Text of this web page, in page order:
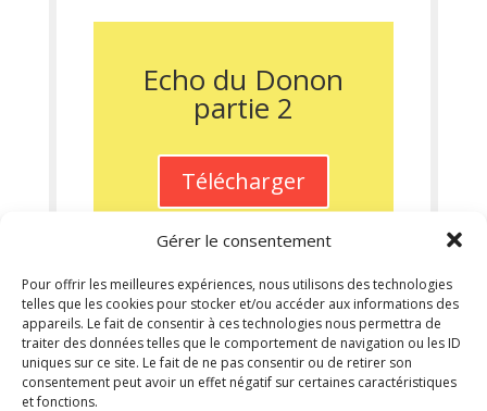
Gérer le consentement
Pour offrir les meilleures expériences, nous utilisons des technologies
telles que les cookies pour stocker et/ou accéder aux informations des
appareils. Le fait de consentir à ces technologies nous permettra de
traiter des données telles que le comportement de navigation ou les ID
uniques sur ce site. Le fait de ne pas consentir ou de retirer son
consentement peut avoir un effet négatif sur certaines caractéristiques
et fonctions.
Echo du Donon
partie 2
Télécharger
L'écho du Donon→